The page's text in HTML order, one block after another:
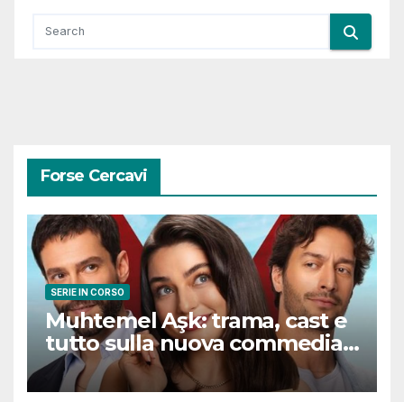
Forse Cercavi
SERIE IN CORSO
Muhtemel Aşk: trama, cast e
tutto sulla nuova commedia
romantica turca che
conquisterà il pubblico